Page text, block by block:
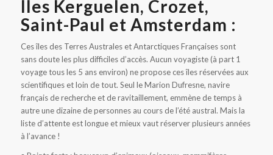
Iles Kerguelen, Crozet,
Saint-Paul et Amsterdam :
Ces îles des Terres Australes et Antarctiques Françaises sont
sans doute les plus difficiles d’accès. Aucun voyagiste (à part 1
voyage tous les 5 ans environ) ne propose ces îles réservées aux
scientifiques et loin de tout. Seul le Marion Dufresne, navire
français de recherche et de ravitaillement, emmène de temps à
autre une dizaine de personnes au cours de l’été austral. Mais la
liste d’attente est longue et mieux vaut réserver plusieurs années
à l’avance !